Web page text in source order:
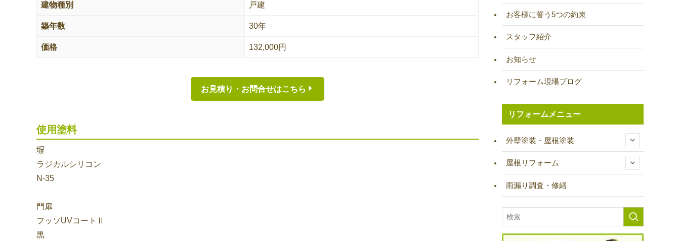
建物種別 戸建
築年数 30年
価格 132,000円
お見積り・お問合せはこちら
使用塗料
塀
ラジカルシリコン
N-35
門扉
フッソUVコートⅡ
黒
お客様に誓う5つの約束
スタッフ紹介
お知らせ
リフォーム現場ブログ
リフォームメニュー
外壁塗装・屋根塗装
屋根リフォーム
雨漏り調査・修繕